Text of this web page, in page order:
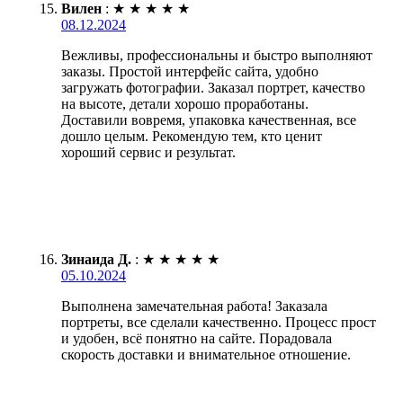
Вилен : ★ ★ ★ ★ ★
08.12.2024
Вежливы, профессиональны и быстро выполняют
заказы. Простой интерфейс сайта, удобно
загружать фотографии. Заказал портрет, качество
на высоте, детали хорошо проработаны.
Доставили вовремя, упаковка качественная, все
дошло целым. Рекомендую тем, кто ценит
хороший сервис и результат.
Зинаида Д. : ★ ★ ★ ★ ★
05.10.2024
Выполнена замечательная работа! Заказала
портреты, все сделали качественно. Процесс прост
и удобен, всё понятно на сайте. Порадовала
скорость доставки и внимательное отношение.